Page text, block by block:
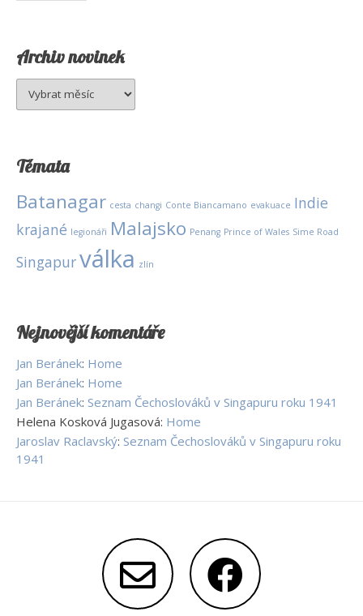
Archiv novinek
Archiv
novinek
Témata
Batanagar cesta changi Conte Biancamano evakuace Indie
krajané legionáři Malajsko Penang Prince of Wales Sime Road
Singapurválka zlín
Nejnovější komentáře
Jan Beránek: Home
Jan Beránek: Home
Jan Beránek: Seznam Čechoslováků v Singapuru roku 1941
Helena Kosková Jugasová: Home
Jaroslav Raclavský: Seznam Čechoslováků v Singapuru roku
1941